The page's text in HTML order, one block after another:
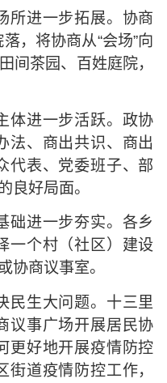
进一步拓展。协商
，将协商从“会场”向
间茶园、百姓庭院，
进一步活跃。政协
法、商出共识、商出
代表、党委班子、部
良好局面。
进一步夯实。各乡
一个村（社区）建设
协商议事室。
生大问题。十三里
议事广场开展居民协
更好地开展疫情防控
道疫情防控工作，